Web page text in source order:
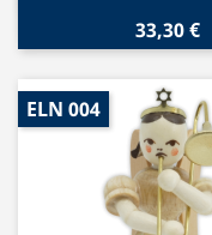
33,30 €
ELN 004